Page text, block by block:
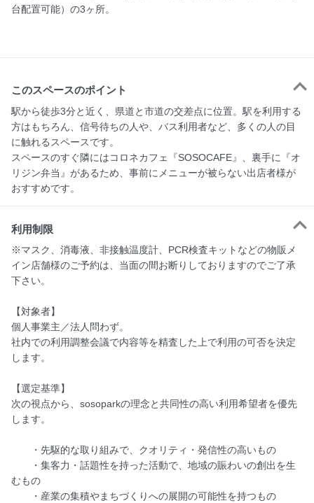
台配置可能）の3ヶ所。
このスペースのポイント
駅から徒歩3分と近く、県道と市道の交差点に位置。駅を利用する
方はもちろん、信号待ちの人や、バス利用者など、多くの人の目
に触れるスペースです。
スペースのすぐ隣にはコロネカフェ『SOSOCAFE』、裏手に『オ
リジン弁当』があるため、事前にメニューが被らない出店者様が
おすすめです。
利用制限
※マスク、消毒液、非接触温度計、PCR検査キットなどの物販メ
イン店舗様のご予約は、当面の間お断りしておりますのでご了承
下さい。
【対象者】
個人事業主／法人問わず。
社内での利用調整会議で内容等を精査した上で利用の可否を決定
します。
【選定基準】
次の視点から、sosoparkの理念と共同性の高い利用希望者を優先
します。
・先駆的な取り組みで、クオリティ・発信性の高いもの
・集客力・話題性を持った活動で、地域の賑わいの創出を生
むもの
・産業の集積やまちづくりへの展開の可能性を持つもの